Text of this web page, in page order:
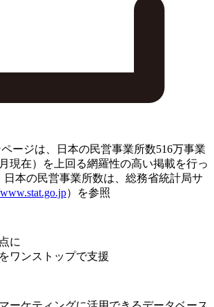
ージは、日本の民営事業所数516万事業
現在）を上回る網羅性の高い掲載を行っ
日本の民営事業所数は、総務省統計局サ
）を参照
に
ワンストップで支援